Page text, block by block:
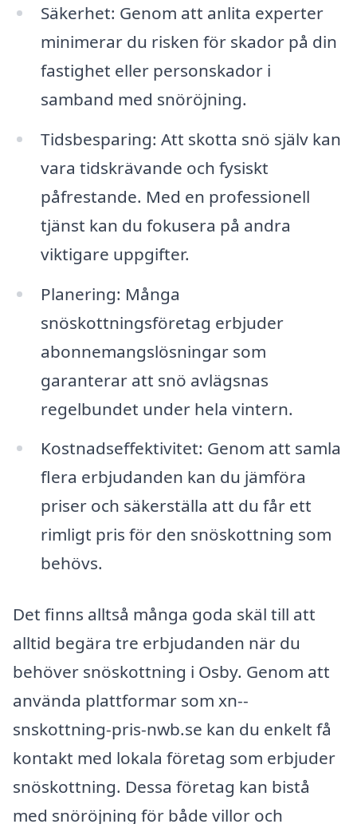
Säkerhet: Genom att anlita experter
minimerar du risken för skador på din
fastighet eller personskador i
samband med snöröjning.
Tidsbesparing: Att skotta snö själv kan
vara tidskrävande och fysiskt
påfrestande. Med en professionell
tjänst kan du fokusera på andra
viktigare uppgifter.
Planering: Många
snöskottningsföretag erbjuder
abonnemangslösningar som
garanterar att snö avlägsnas
regelbundet under hela vintern.
Kostnadseffektivitet: Genom att samla
flera erbjudanden kan du jämföra
priser och säkerställa att du får ett
rimligt pris för den snöskottning som
behövs.
Det finns alltså många goda skäl till att
alltid begära tre erbjudanden när du
behöver snöskottning i Osby. Genom att
använda plattformar som xn--
snskottning-pris-nwb.se kan du enkelt få
kontakt med lokala företag som erbjuder
snöskottning. Dessa företag kan bistå
med snöröjning för både villor och